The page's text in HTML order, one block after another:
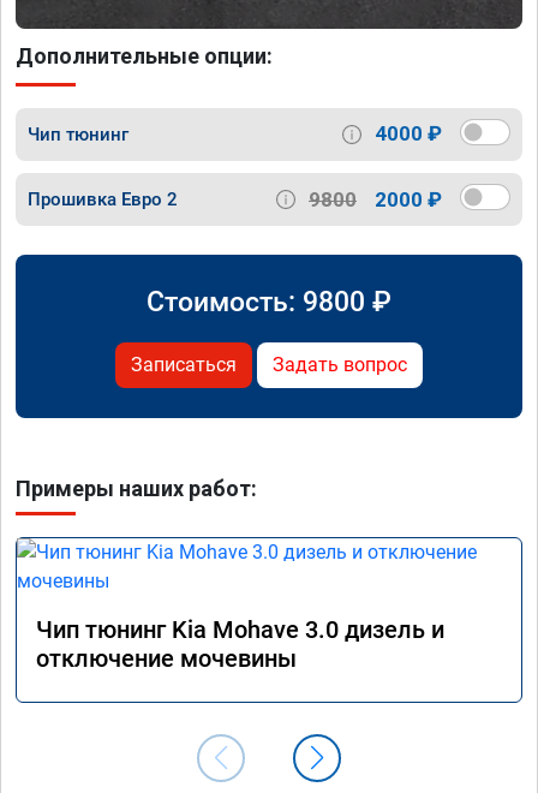
Дополнительные опции:
Чип тюнинг 4000 ₽
Прошивка Евро 2 9800 2000 ₽
Стоимость: 9800 ₽
Записаться Задать вопрос
Примеры наших работ:
Чип тюнинг Kia Mohave 3.0 дизель и
отключение мочевины